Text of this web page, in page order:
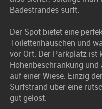
Badestrandes surft.
Der Spot bietet eine
Toilettenhäuschen und
vor Ort. Der Parkplatz ist
Höhenbeschränkung
auf einer Wiese. Einzig
Surfstrand über eine
gut gelöst.